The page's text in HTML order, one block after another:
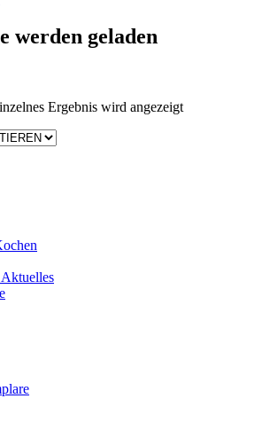
werden geladen
Ergebnis wird angezeigt